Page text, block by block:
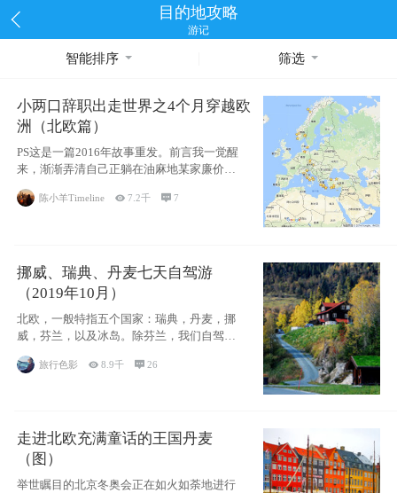
目的地攻略
游记
智能排序 筛选
小两口辞职出走世界之4个月穿越欧
洲（北欧篇）
PS这是一篇2016年故事重发。前言我一觉醒
来，渐渐弄清自己正躺在油麻地某家廉价宾
馆
陈小羊Timeline 7.2千 7
挪威、瑞典、丹麦七天自驾游
（2019年10月）
北欧，一般特指五个国家：瑞典，丹麦，挪
威，芬兰，以及冰岛。除芬兰，我们自驾游
旅行色影 8.9千 26
走进北欧充满童话的王国丹麦
（图）
举世瞩目的北京冬奥会正在如火如荼地进行